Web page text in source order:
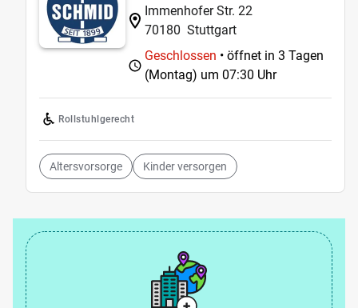
Immenhofer Str. 22
70180 Stuttgart
Geschlossen • öffnet in 3 Tagen
(Montag) um 07:30 Uhr
Rollstuhlgerecht
Altersvorsorge Kinder versorgen